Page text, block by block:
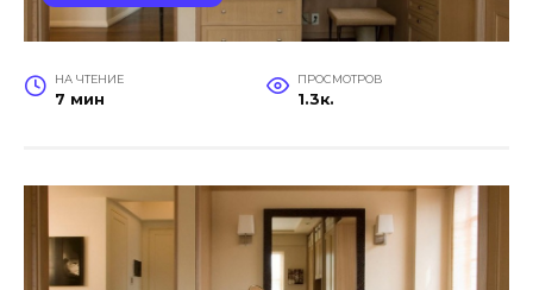
НА ЧТЕНИЕ
7 мин
ПРОСМОТРОВ
1.3к.